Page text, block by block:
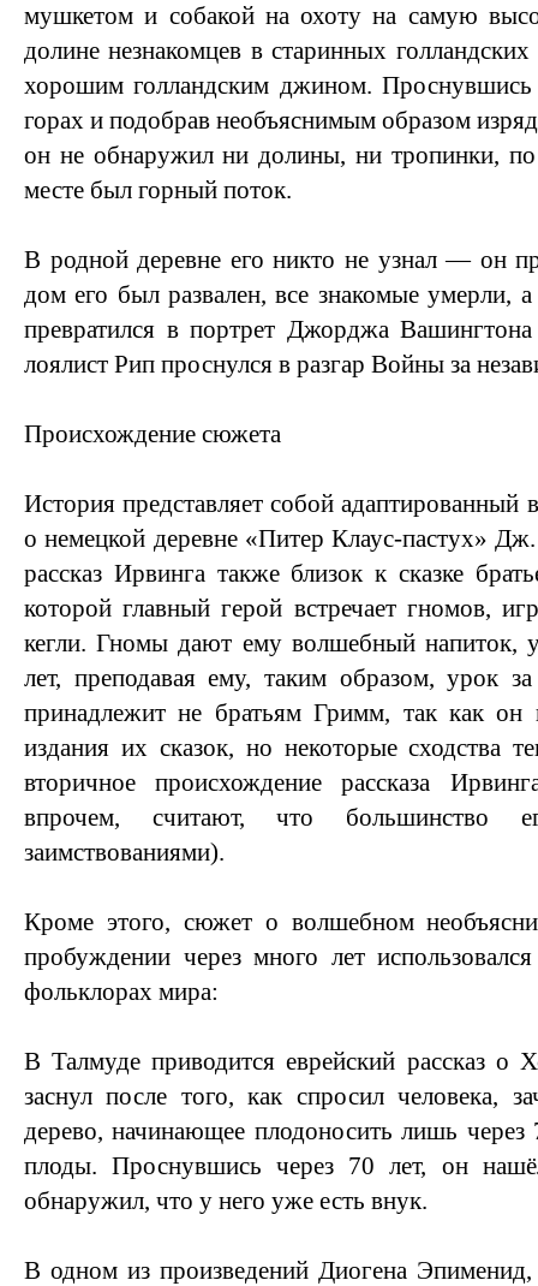
мушкетом и собакой на охоту на самую
долине незнакомцев в старинных
хорошим голландским джином. Проснувшись
горах и подобрав необъяснимым образом
он не обнаружил ни долины, ни тропинки,
месте был горный поток.
В родной деревне его никто не узнал — он
дом его был развален, все знакомые умерли,
превратился в портрет Джорджа
лоялист Рип проснулся в разгар Войны за
Происхождение сюжета
История представляет собой адаптированный
о немецкой деревне «Питер Клаус-пастух»
рассказ Ирвинга также близок к сказке
которой главный герой встречает гномов,
кегли. Гномы дают ему волшебный напиток,
лет, преподавая ему, таким образом, урок
принадлежит не братьям Гримм, так как он
издания их сказок, но некоторые сходства
вторичное происхождение рассказа
впрочем, считают, что большинство
заимствованиями).
Кроме этого, сюжет о волшебном
пробуждении через много лет
фольклорах мира:
В Талмуде приводится еврейский рассказ о
заснул после того, как спросил человека,
дерево, начинающее плодоносить лишь через
плоды. Проснувшись через 70 лет, он
обнаружил, что у него уже есть внук.
В одном из произведений Диогена